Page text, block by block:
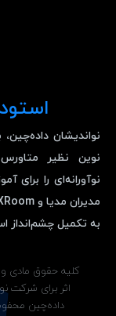
نواندیشان
نوین نظیر
نوآورانه‌ای را برای
به تکمیل چشم‌انداز
کلیه حقوق مادی
اثر برای شرکت
داده‌چین